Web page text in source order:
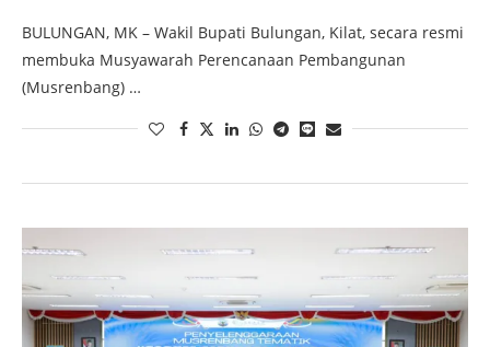
BULUNGAN, MK – Wakil Bupati Bulungan, Kilat, secara resmi
membuka Musyawarah Perencanaan Pembangunan
(Musrenbang) …